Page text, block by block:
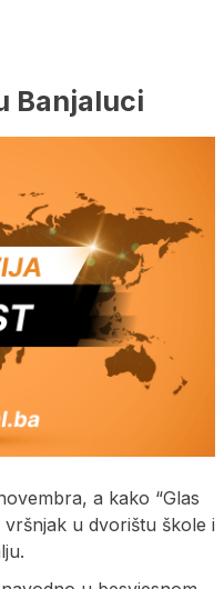
Banjaluci
a kako “Glas
vršnjak u dvorištu škole i